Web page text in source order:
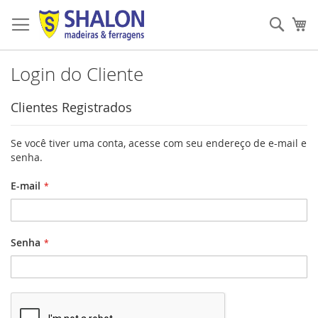
para
o
conteúdo
Login do Cliente
Clientes Registrados
Se você tiver uma conta, acesse com seu endereço de e-mail e
senha.
E-mail
Senha